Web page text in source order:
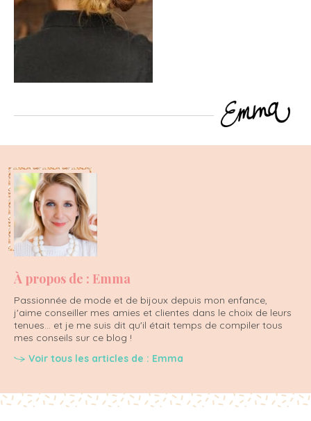
À propos de : Emma
Passionnée de mode et de bijoux depuis mon enfance,
j'aime conseiller mes amies et clientes dans le choix de leurs
tenues... et je me suis dit qu'il était temps de compiler tous
mes conseils sur ce blog !
Voir tous les articles de : Emma